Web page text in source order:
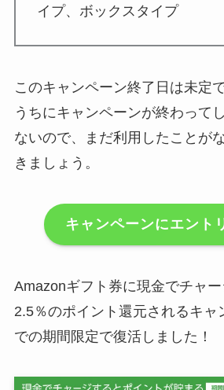
イプ、ボックスタイプ
このキャンペーン終了日は未定
うちにキャンペーンが終わって
ないので、まだ利用したことが
きましょう。
キャンペーンにエント
Amazonギフト券に現金でチャ
2.5％のポイント還元されるキャ
での期間限定で復活しました！